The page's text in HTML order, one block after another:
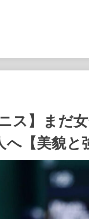
ニス】まだ
へ【美貌と